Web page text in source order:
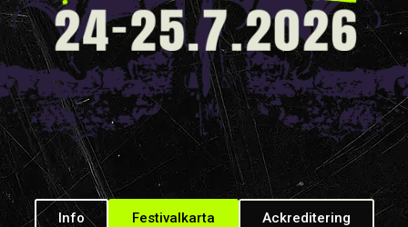
Info Festivalkarta Ackreditering